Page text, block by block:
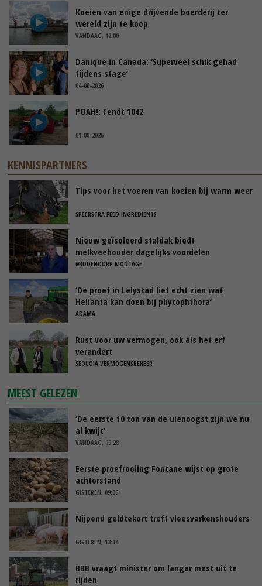
Koeien van enige drijvende boerderij ter
wereld zijn te koop
VANDAAG, 12:00
Danique in Canada: ‘Superveel schik gehad
tijdens stage’
04-08-2026
POAH!: Fendt 1042
01-08-2026
KENNISPARTNERS
Tips voor het voeren van koeien bij warm weer
SPEERSTRA FEED INGREDIENTS
Nieuw geïsoleerd staldak biedt
melkveehouder dagelijks voordelen
MIDDENDORP MONTAGE
‘De proef in Lelystad liet echt zien wat
Helianta kan doen bij phytophthora’
ADAMA
Rust voor uw vermogen, ook als het erf
verandert
SEQUOIA VERMOGENSBEHEER
MEEST GELEZEN
‘De eerste 10 ton van de uienoogst zijn we nu
al kwijt’
VANDAAG, 09:28
Eerste proefrooiing Fontane wijst op grote
achterstand
GISTEREN, 09:35
Nijpend geldtekort treft vleesvarkenshouders
GISTEREN, 13:14
BBB vraagt minister om langer mest uit te
rijden